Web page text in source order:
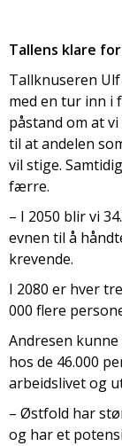
Tallens klare
Tallknuseren
med en tur inn i
påstand om at
til at andelen
vil stige.
færre.
– I 2050 blir vi
evnen til å
krevende.
I 2080 er hver
000 flere
Andresen
hos de 46.000
arbeidslivet og
– Østfold har
og har et